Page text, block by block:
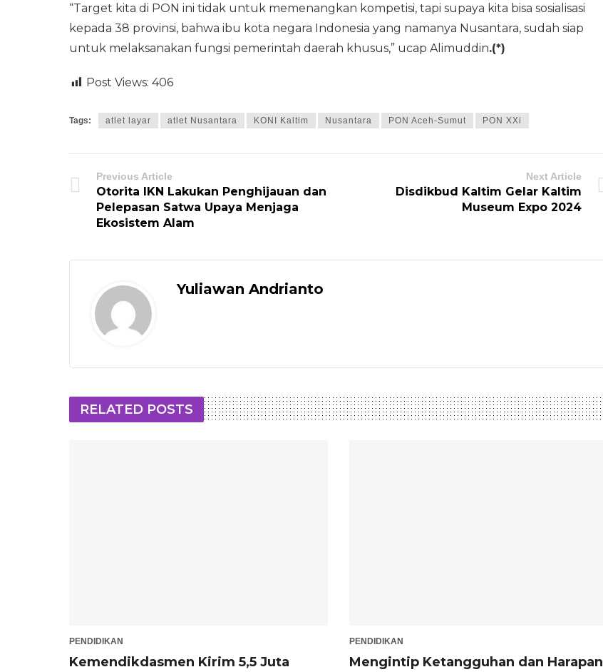
“Target kita di PON ini tidak untuk memenangkan kompetisi, tapi supaya kita bisa sosialisasi
kepada 38 provinsi, bahwa ibu kota negara Indonesia yang namanya Nusantara, sudah siap
untuk melaksanakan fungsi pemerintah daerah khusus,” ucap Alimuddin.(*)
Post Views: 406
Tags: atlet layar atlet Nusantara KONI Kaltim Nusantara PON Aceh-Sumut PON XXi
Previous Article
Otorita IKN Lakukan Penghijauan dan
Pelepasan Satwa Upaya Menjaga
Ekosistem Alam
Next Article
Disdikbud Kaltim Gelar Kaltim
Museum Expo 2024
Yuliawan Andrianto
RELATED POSTS
PENDIDIKAN
Kemendikdasmen Kirim 5,5 Juta
PENDIDIKAN
Mengintip Ketangguhan dan Harapan